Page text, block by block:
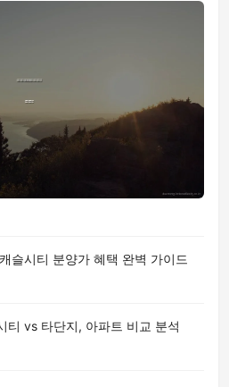
슬시티 분양가 혜택 완벽 가이드
티 vs 타단지, 아파트 비교 분석